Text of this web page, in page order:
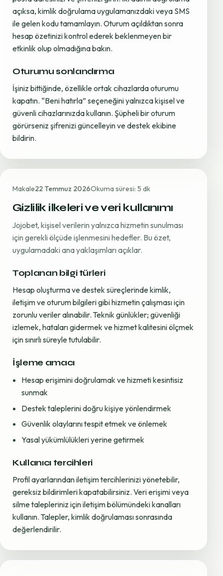
açıksa, kimlik doğrulama uygulamanızdaki veya SMS
ile gelen kodu tamamlayın. Oturum açıldıktan sonra
hesap özetinizi kontrol ederek beklenmeyen bir
etkinlik olup olmadığına bakın.
Oturumu sonlandırma
İşiniz bittiğinde, özellikle ortak cihazlarda oturumu
kapatın. “Beni hatırla” seçeneğini yalnızca kişisel ve
güvenli cihazlarınızda kullanın. Şüpheli bir oturum
görürseniz şifrenizi güncelleyin ve destek ekibine
bildirin.
Makale22 Temmuz 2026Okuma süresi: 5 dk
Gizlilik ilkeleri ve veri kullanımı
Jojobet, kişisel verilerin yalnızca hizmetin sunulması
için gerekli ölçüde işlenmesini hedefler. Bu özet,
uygulamadaki ana yaklaşımları açıklar.
Toplanan bilgi türleri
Hesap oluşturma ve destek süreçlerinde kimlik,
iletişim ve oturum bilgileri gibi hizmetin çalışması için
zorunlu veriler alınabilir. Teknik günlükler; güvenliği
izlemek, hataları gidermek ve hizmet kalitesini ölçmek
için sınırlı süreyle tutulabilir.
İşleme amacı
Hesap erişimini doğrulamak ve hizmeti kesintisiz
sunmak
Destek taleplerini doğru kişiye yönlendirmek
Güvenlik olaylarını tespit etmek ve önlemek
Yasal yükümlülükleri yerine getirmek
Kullanıcı tercihleri
Profil ayarlarından iletişim tercihlerinizi yönetebilir,
gereksiz bildirimleri kapatabilirsiniz. Veri erişimi veya
silme talepleriniz için iletişim bölümündeki kanalları
kullanın. Talepler, kimlik doğrulaması sonrasında
değerlendirilir.